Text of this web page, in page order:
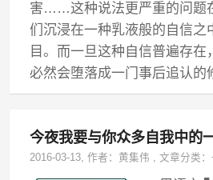
害……这种说法更严重的问题
们沉浸在一种乳液般的自信之
目。而一旦这种自信普遍存在
必然会堕落成一门事后追认的
今夜我要与你众多自我中的
2016-03-13, 作者：黄集伟 ,文章分类：